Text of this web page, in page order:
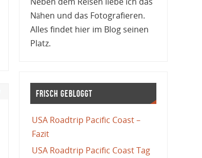
Nähen und das Fotografieren.
Alles findet hier im Blog seinen
Platz.
Frisch gebloggt
USA Roadtrip Pacific Coast –
Fazit
USA Roadtrip Pacific Coast Tag